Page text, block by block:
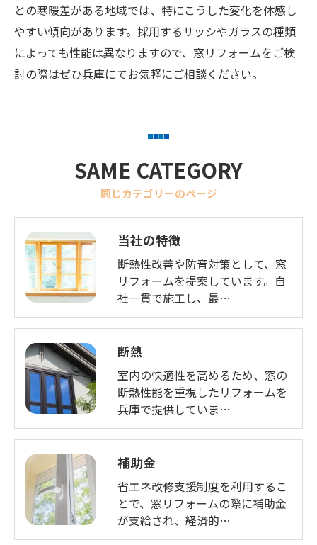
との寒暖差がある地域では、特にこうした変化を体感し
やすい傾向があります。採用するサッシやガラスの種類
によっても性能は異なりますので、窓リフォームをご検
討の際はぜひ兵庫にてお気軽にご相談ください。
同じカテゴリーのページ
SAME CATEGORY
当社の特徴
断熱性改善や防音対策として、窓
リフォームを提案しています。自
社一貫で施工し、最…
断熱
室内の快適性を高めるため、窓の
断熱性能を重視したリフォームを
兵庫で提供していま…
補助金
省エネ改修支援制度を利用するこ
とで、窓リフォームの際に補助金
が支給され、経済的…